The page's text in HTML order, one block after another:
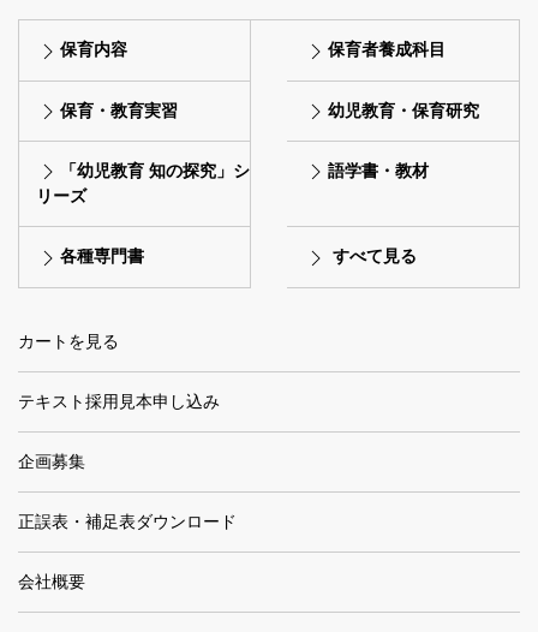
保育内容 保育者養成科目
保育・教育実習 幼児教育・保育研究
「幼児教育 知の探究」シ
リーズ
語学書・教材
各種専門書 すべて見る
カートを見る
テキスト採用見本申し込み
企画募集
正誤表・補足表ダウンロード
会社概要